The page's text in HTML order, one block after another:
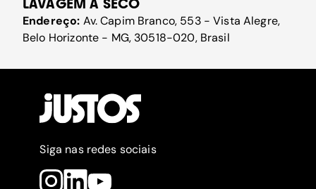
LAVAGEM A SECO
Endereço: Av. Capim Branco, 553 - Vista Alegre,
Belo Horizonte - MG, 30518-020, Brasil
Siga nas redes sociais